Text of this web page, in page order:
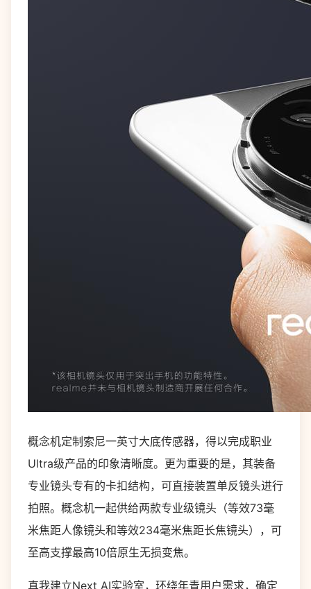
概念机定制索尼一英寸大底传感器，得以完成职业
Ultra级产品的印象清晰度。更为重要的是，其装备
专业镜头专有的卡扣结构，可直接装置单反镜头进行
拍照。概念机一起供给两款专业级镜头（等效73毫
米焦距人像镜头和等效234毫米焦距长焦镜头），可
至高支撑最高10倍原生无损变焦。
真我建立Next AI实验室，环绕年青用户需求，确定